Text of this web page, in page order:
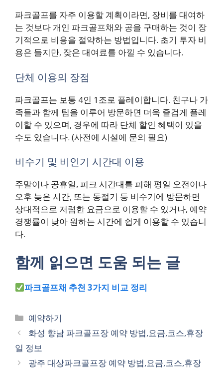
파크골프를 자주 이용할 계획이라면, 장비를 대여하
는 것보다 개인 파크골프채와 공을 구매하는 것이 장
기적으로 비용을 절약하는 방법입니다. 초기 투자 비
용은 들지만, 잦은 대여료를 아낄 수 있습니다.
단체 이용의 장점
파크골프는 보통 4인 1조로 플레이합니다. 친구나 가
족들과 함께 팀을 이루어 방문하면 더욱 즐겁게 플레
이할 수 있으며, 경우에 따라 단체 할인 혜택이 있을
수도 있습니다. (사전에 시설에 문의 필요)
비수기 및 비인기 시간대 이용
주말이나 공휴일, 피크 시간대를 피해 평일 오전이나
오후 늦은 시간, 또는 동절기 등 비수기에 방문하면
상대적으로 저렴한 요금으로 이용할 수 있거나, 예약
경쟁률이 낮아 원하는 시간에 쉽게 이용할 수 있습니
다.
함께 읽으면 도움 되는 글
파크골프채 추천 3가지 비교 정리
카
테
고
리
예약하기
화성 향남 파크골프장 예약 방법,요금,코스,휴장
일 정보
광주 대상파크골프장 예약 방법,요금,코스,휴장